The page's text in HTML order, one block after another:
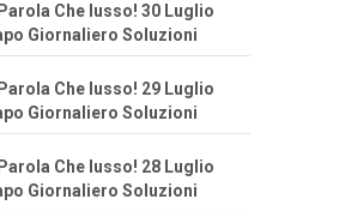
Che lusso! 30 Luglio
Giornaliero Soluzioni
Che lusso! 29 Luglio
Giornaliero Soluzioni
Che lusso! 28 Luglio
Giornaliero Soluzioni